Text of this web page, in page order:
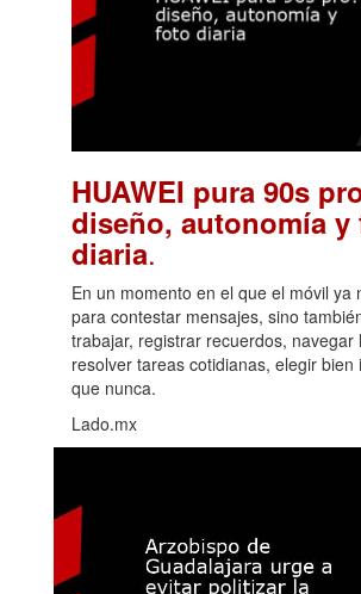
HUAWEI pura 90s
diseño, autonomía y
diaria.
En un momento en el que el móvil ya
para contestar mensajes, sino
trabajar, registrar recuerdos, navegar
resolver tareas cotidianas, elegir bien
que nunca.
Lado.mx